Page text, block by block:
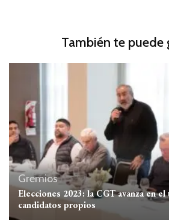
También te puede
Gremios
Elecciones 2023: la CGT avanza en
candidatos propios